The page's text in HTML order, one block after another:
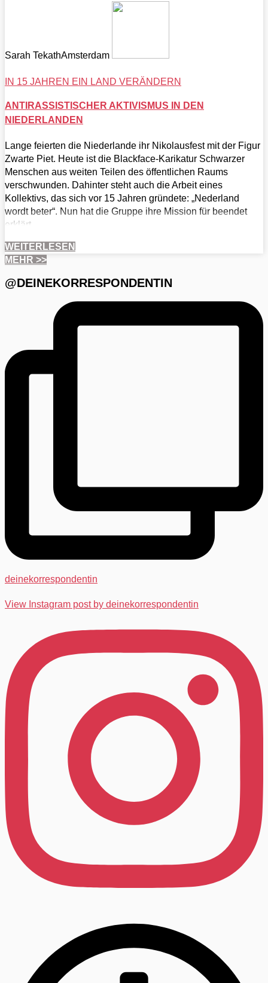
Sarah TekathAmsterdam
IN 15 JAHREN EIN LAND VERÄNDERN
ANTIRASSISTISCHER AKTIVISMUS IN DEN
NIEDERLANDEN
Lange feierten die Niederlande ihr Nikolausfest mit der Figur
Zwarte Piet. Heute ist die Blackface-Karikatur Schwarzer
Menschen aus weiten Teilen des öffentlichen Raums
verschwunden. Dahinter steht auch die Arbeit eines
Kollektivs, das sich vor 15 Jahren gründete: „Nederland
wordt beter“. Nun hat die Gruppe ihre Mission für beendet
erklärt.
WEITERLESEN
MEHR >>
@DEINEKORRESPONDENTIN
deinekorrespondentin
View Instagram post by deinekorrespondentin